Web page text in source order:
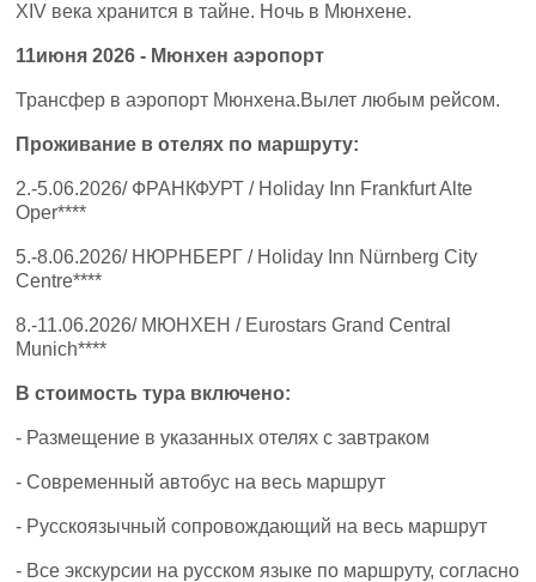
XIV века хранится в тайне. Ночь в Мюнхене.
11июня2026 - Мюнхенаэропорт
Трансфер в аэропорт Мюнхена.Вылет любым рейсом.
Проживание в отелях по маршруту:
2.-5.06.2026/ ФРАНКФУРТ / Holiday Inn Frankfurt Alte
Oper****
5.-8.06.2026/ НЮРНБЕРГ / Holiday Inn Nürnberg City
Centre****
8.-11.06.2026/ МЮНХЕН / Eurostars Grand Central
Munich****
В стоимость тура включено:
- Размещение в указанных отелях с завтраком
- Современный автобус на весь маршрут
- Русскоязычный сопровождающий на весь маршрут
- Все экскурсии на русском языке по маршруту, согласно